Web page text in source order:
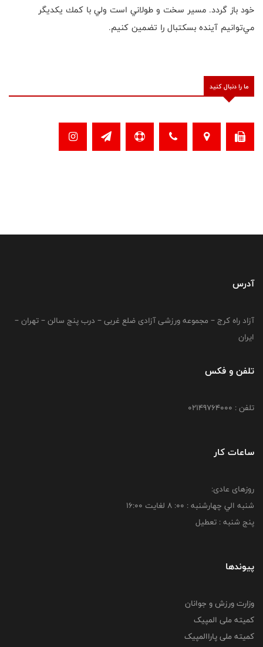
خود باز گردد. مسير سخت و طولاني است ولي با كمك يكديگر
مي‌توانيم آينده بسكتبال را تضمين كنيم.
ما را دنبال کنید
آدرس
آزاد راه کرج – مجموعه ورزشی آزادی ضلع غربی – درب پنج سالن – تهران –
ایران
تلفن و فکس
تلفن : 02149764000
ساعات کار
روزهای عادی:
شنبه الي چهارشنبه : 00: 8 لغايت 16:00
پنج شنبه : تعطیل
پیوندها
وزارت ورزش و جوانان
کمیته ملی المپیک
کمیته ملی پاراالمپیک